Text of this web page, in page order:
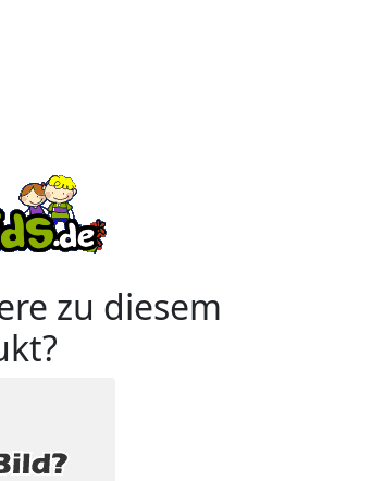
zu diesem